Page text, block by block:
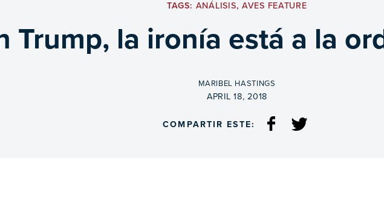
TAGS: ANÁLISIS, AVES FEATURE
Trump, la ironía está a la
BY
MARIBEL HASTINGS
ON
APRIL 18, 2018
COMPARTIR ESTE: